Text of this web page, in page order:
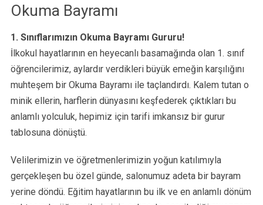
Okuma Bayramı
1. Sınıflarımızın Okuma Bayramı Gururu!
İlkokul hayatlarının en heyecanlı basamağında olan 1. sınıf
öğrencilerimiz, aylardır verdikleri büyük emeğin karşılığını
muhteşem bir Okuma Bayramı ile taçlandırdı. Kalem tutan o
minik ellerin, harflerin dünyasını keşfederek çıktıkları bu
anlamlı yolculuk, hepimiz için tarifi imkansız bir gurur
tablosuna dönüştü.
Velilerimizin ve öğretmenlerimizin yoğun katılımıyla
gerçekleşen bu özel günde, salonumuz adeta bir bayram
yerine döndü. Eğitim hayatlarının bu ilk ve en anlamlı dönüm